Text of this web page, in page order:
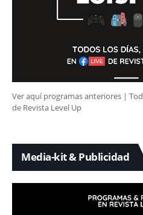
Ver aquí programas anteriores |
de Revista Level Up
Media-kit & Publicidad